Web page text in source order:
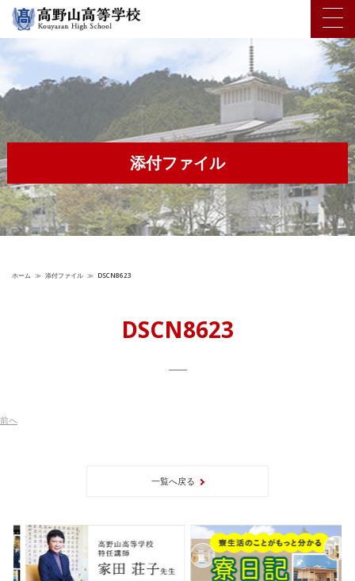
添付ファイル
ホーム ≫ 添付ファイル ≫ DSCN8623
DSCN8623
前へ
一覧へ戻る